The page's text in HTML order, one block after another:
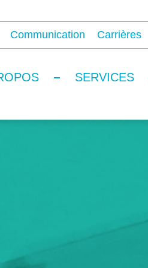
Communication Carrières
SERVICES